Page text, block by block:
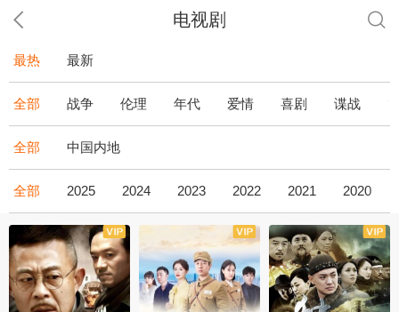
电视剧
最热 最新
全部 战争 伦理 年代 爱情 喜剧 谍战
全部 中国内地
全部 2025 2024 2023 2022 2021 2020
全43集 全36集 全34集